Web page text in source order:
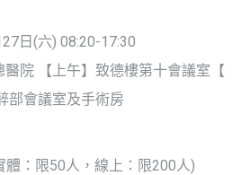
日(六) 08:20-17:30
院 【上午】致德樓第十會議室【
部會議室及手術房
體：限50人，線上：限200人)